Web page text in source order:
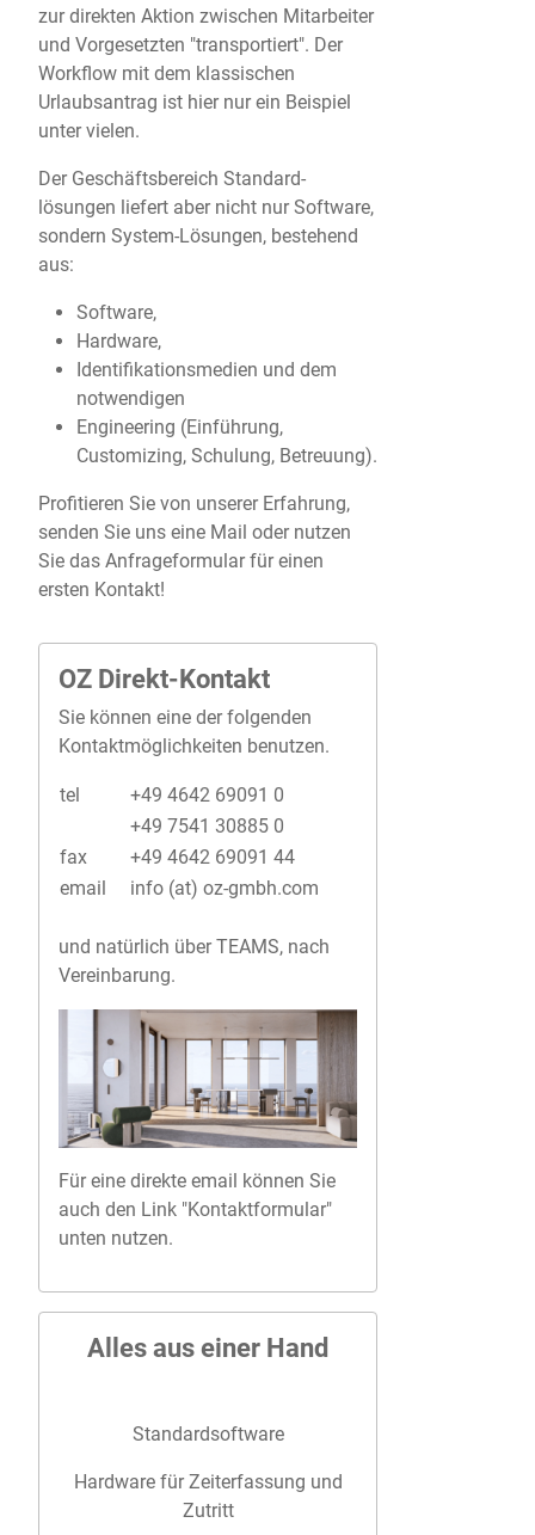
zur direkten Aktion zwischen Mitarbeiter
und Vorgesetzten "transportiert". Der
Workflow mit dem klassischen
Urlaubsantrag ist hier nur ein Beispiel
unter vielen.
Der Geschäftsbereich Standard-
lösungen liefert aber nicht nur Software,
sondern System-Lösungen, bestehend
aus:
Software,
Hardware,
Identifikationsmedien und dem
notwendigen
Engineering (Einführung,
Customizing, Schulung, Betreuung).
Profitieren Sie von unserer Erfahrung,
senden Sie uns eine Mail oder nutzen
Sie das Anfrageformular für einen
ersten Kontakt!
OZ Direkt-Kontakt
Sie können eine der folgenden
Kontaktmöglichkeiten benutzen.
tel
+49 4642 69091 0
+49 7541 30885 0
fax
+49 4642 69091 44
email
info (at) oz-gmbh.com
und natürlich über TEAMS, nach
Vereinbarung.
Für eine direkte email können Sie
auch den Link "Kontaktformular"
unten nutzen.
Alles aus einer Hand
Standardsoftware
Hardware für Zeiterfassung und
Zutritt